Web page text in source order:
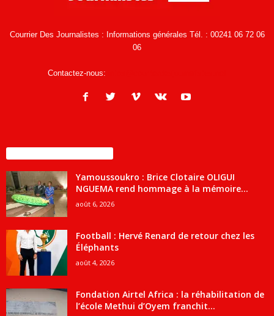
Courrier Des Journalistes : Informations générales Tél. : 00241 06 72 06
06
Contactez-nous:
Yamoussoukro : Brice Clotaire OLIGUI
NGUEMA rend hommage à la mémoire...
août 6, 2026
Football : Hervé Renard de retour chez les
Éléphants
août 4, 2026
Fondation Airtel Africa : la réhabilitation de
l’école Methui d’Oyem franchit...